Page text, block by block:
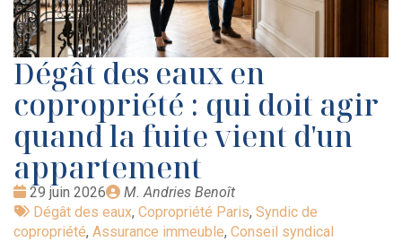
Dégât des eaux en
copropriété : qui doit agir
quand la fuite vient d'un
appartement
Date
:
29 juin 2026
Publié
par
M. Andries Benoît
Tags
:
Dégât des eaux, Copropriété Paris, Syndic de
copropriété, Assurance immeuble, Conseil syndical